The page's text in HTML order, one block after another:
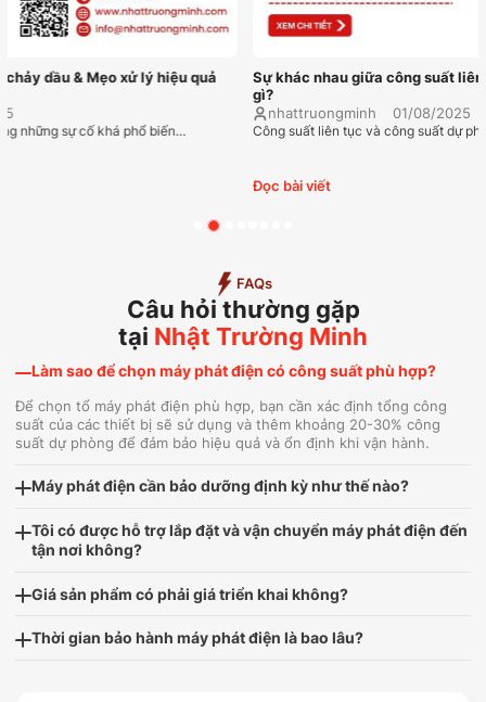
Sự khác nhau giữa công suất liên tục và công suất dự phòng là
Công suất liên tục và công suất dự phòng là hai thông số vô cùng…
FAQs
Câu hỏi thường gặp
tại Nhật Trường Minh
Làm sao để chọn máy phát điện có công suất phù hợp?
Để chọn tổ máy phát điện phù hợp, bạn cần xác định tổng công
suất của các thiết bị sẽ sử dụng và thêm khoảng 20-30% công
suất dự phòng để đảm bảo hiệu quả và ổn định khi vận hành.
Máy phát điện cần bảo dưỡng định kỳ như thế nào?
Tôi có được hỗ trợ lắp đặt và vận chuyển máy phát điện đến
tận nơi không?
Giá sản phẩm có phải giá triển khai không?
Thời gian bảo hành máy phát điện là bao lâu?